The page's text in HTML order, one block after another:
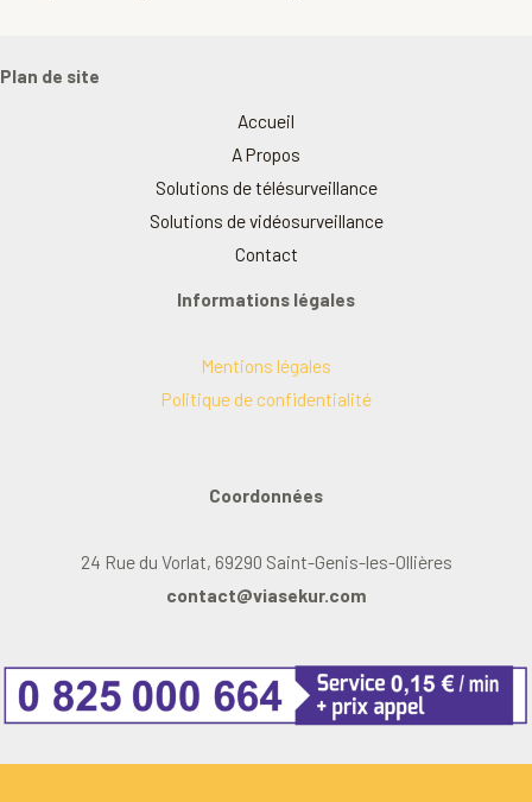
Plan de site
Accueil
A Propos
Solutions de télésurveillance
Solutions de vidéosurveillance
Contact
Informations légales
Mentions légales
Politique de confidentialité
Coordonnées
24 Rue du Vorlat, 69290 Saint-Genis-les-Ollières
contact@viasekur.com